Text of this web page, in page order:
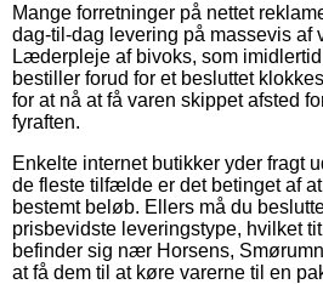
Mange forretninger på nettet
dag-til-dag levering på massevis af
Læderpleje af bivoks, som
bestiller forud for et besluttet
for at nå at få varen skippet afsted
fyraften.
Enkelte internet butikker yder fragt
de fleste tilfælde er det betinget af
bestemt beløb. Ellers må du
prisbevidste leveringstype, hvilket
befinder sig nær Horsens,
at få dem til at køre varerne til en